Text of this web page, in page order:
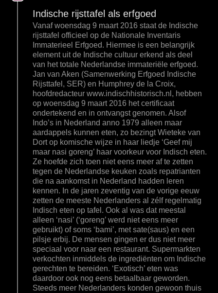
Indische rijsttafel als erfgoed
Vanaf woensdag 9 maart 2016 staat de Indische
rijsttafel officieel op de Nationale Inventaris
Immaterieel Erfgoed. Hiermee is een belangrijk
element uit de Indische cultuur erkend als deel
van het totale Nederlandse immateriële erfgoed.
Jan van Aken (Samenwerking Erfgoed Indische
Rijsttafel, SER) en Humphrey de la Croix,
hoofdredacteur www.indischhistorisch.nl, hebben
op woensdag 9 maart 2016 het certificaat
ondertekend en in ontvangst genomen. Alsof
Indo’s in Nederland anno 1979 alleen maar
aardappels kunnen eten, zo bezingt Wieteke van
Dort op komische wijze in haar liedje ‘Geef mij
maar nasi goreng’ haar voorkeur voor Indisch eten.
Ze hoefde zich toen niet eens meer af te zetten
tegen de Nederlandse keuken zoals repatrianten
die na aankomst in Nederland hadden leren
kennen. In de jaren zeventig van de vorige eeuw
zetten de meeste Nederlanders al zélf regelmatig
Indisch eten op tafel. Ook al was dat meestal
alleen ‘nasi’ (‘goreng’ werd niet eens meer
gebruikt) of soms ‘bami’, met sate(saus) en een
pilsje erbij. De mensen gingen er dus niet meer
speciaal voor naar een restaurant. Supermarkten
verkochten inmiddels de ingrediënten om Indische
gerechten te bereiden. ‘Exotisch’ eten was
daardoor ook nog eens betaalbaar geworden.
Steeds meer Nederlanders konden gewoon thuis